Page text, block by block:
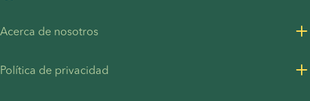
Acerca de nosotros
Política de privacidad